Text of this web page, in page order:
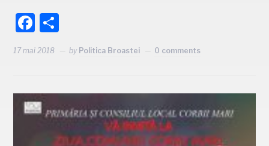
Facebook
17 mai 2018 by Politica Broastei 0 comments